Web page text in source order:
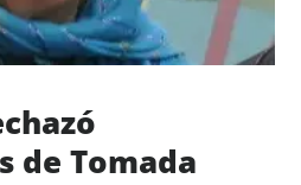
de Tomada